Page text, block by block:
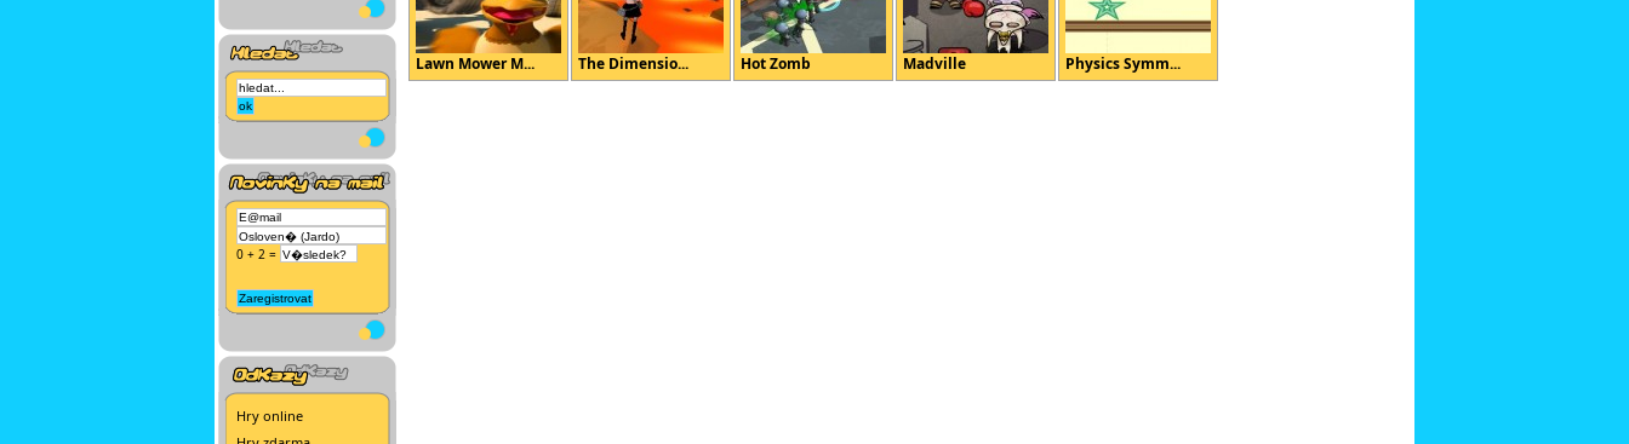
0 + 2 =
Hry online
Lawn Mower M... The Dimensio... Hot Zomb Madville Physics Symm...